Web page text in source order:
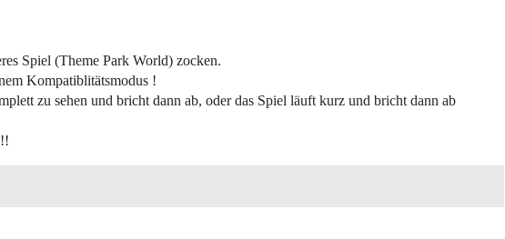
Spiel (Theme Park World) zocken.
Kompatiblitätsmodus !
zu sehen und bricht dann ab, oder das Spiel läuft kurz und bricht dann ab